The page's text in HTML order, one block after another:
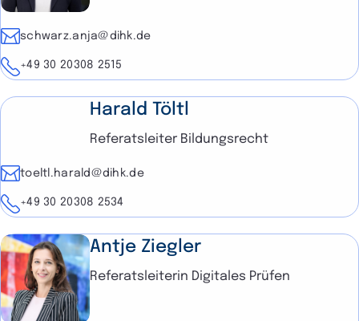
E-Mailschwarz.anja@dihk.de
Telefon
+49 30 20308 2515
Harald Töltl
Referatsleiter Bildungsrecht
E-Mailtoeltl.harald@dihk.de
Telefon
+49 30 20308 2534
Antje Ziegler
Referatsleiterin Digitales Prüfen